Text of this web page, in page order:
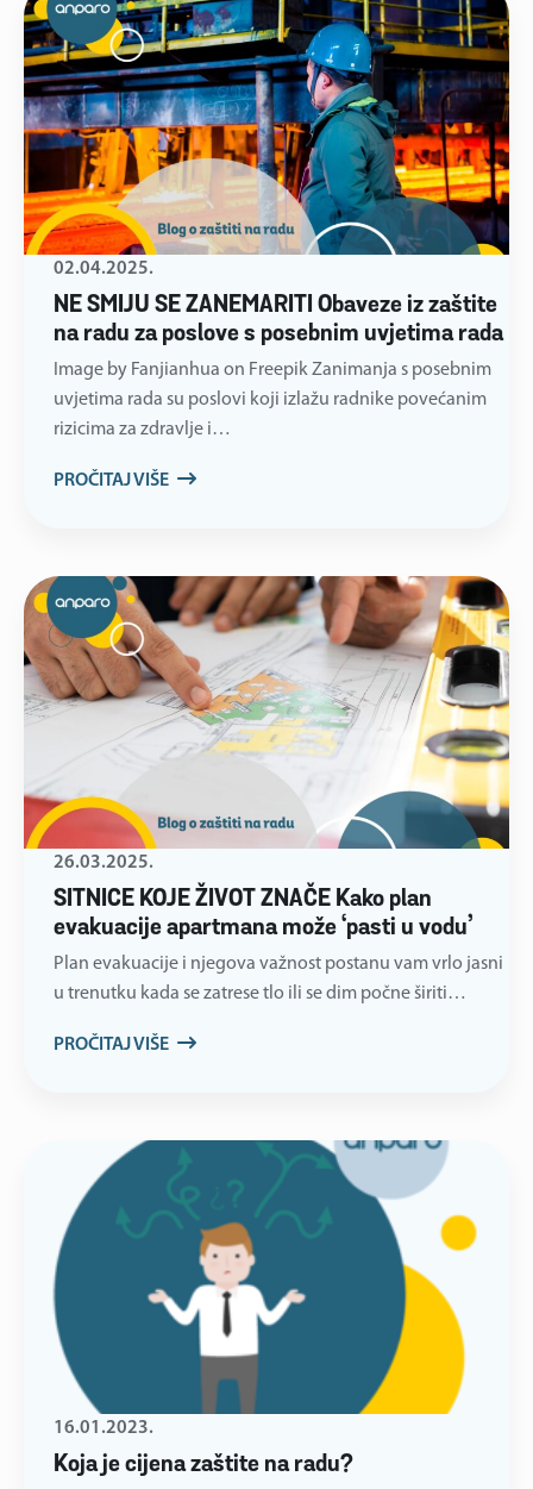
NE SMIJU SE ZANEMARITI Obaveze iz zaštite
na radu za poslove s posebnim uvjetima rada
02.04.2025.
Image by Fanjianhua on Freepik Zanimanja s posebnim
uvjetima rada su poslovi koji izlažu radnike povećanim
rizicima za zdravlje i…
PROČITAJ VIŠE
SITNICE KOJE ŽIVOT ZNAČE Kako plan
evakuacije apartmana može ‘pasti u vodu’
26.03.2025.
Plan evakuacije i njegova važnost postanu vam vrlo jasni
u trenutku kada se zatrese tlo ili se dim počne širiti…
PROČITAJ VIŠE
Koja je cijena zaštite na radu?
16.01.2023.